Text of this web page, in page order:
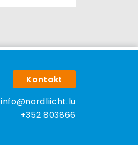
Kontakt
info@nordliicht.lu
+352 803866